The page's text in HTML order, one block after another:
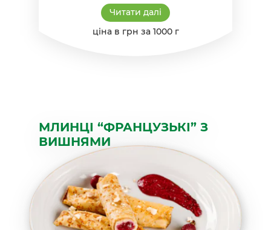
Читати далі
ціна в грн за 1000 г
МЛИНЦІ “ФРАНЦУЗЬКІ” З
ВИШНЯМИ